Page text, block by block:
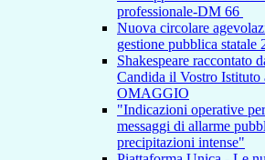
professionale-DM 66
Nuova circolare
gestione pubblica statale
Shakespeare raccontato
Candida il Vostro Istituto
OMAGGIO
"Indicazioni operative
messaggi di allarme
precipitazioni intense"